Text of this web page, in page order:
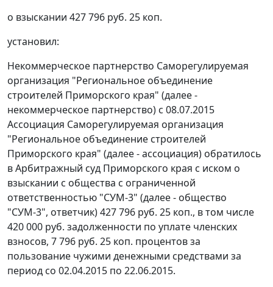
о взыскании 427 796 руб. 25 коп.
установил:
Некоммерческое партнерство Саморегулируемая
организация "Региональное объединение
строителей Приморского края" (далее -
некоммерческое партнерство) с 08.07.2015
Ассоциация Саморегулируемая организация
"Региональное объединение строителей
Приморского края" (далее - ассоциация) обратилось
в Арбитражный суд Приморского края с иском о
взыскании с общества с ограниченной
ответственностью "СУМ-3" (далее - общество
"СУМ-3", ответчик) 427 796 руб. 25 коп., в том числе
420 000 руб. задолженности по уплате членских
взносов, 7 796 руб. 25 коп. процентов за
пользование чужими денежными средствами за
период со 02.04.2015 по 22.06.2015.